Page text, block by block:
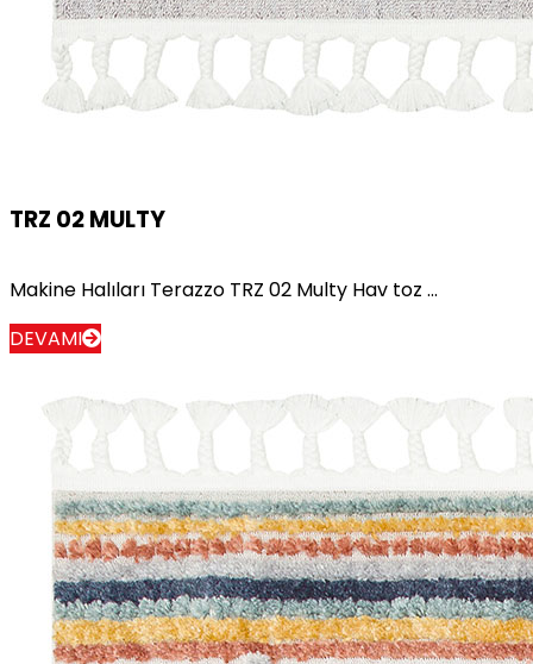
TRZ 02 MULTY
Makine Halıları Terazzo TRZ 02 Multy Hav toz ...
DEVAMI